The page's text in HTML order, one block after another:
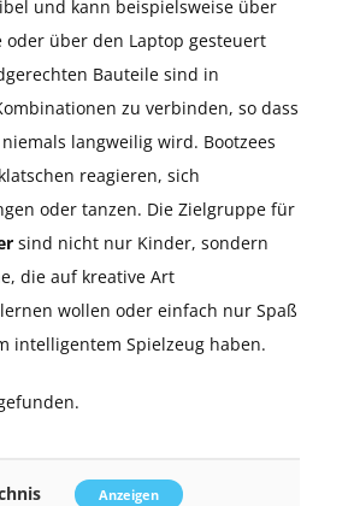
und kann beispielsweise über
oder über den Laptop gesteuert
Bauteile sind in
zu verbinden, so dass
langweilig wird. Bootzees
reagieren, sich
oder tanzen. Die Zielgruppe für
sind nicht nur Kinder, sondern
die auf kreative Art
wollen oder einfach nur Spaß
intelligentem Spielzeug haben.
Anzeigen